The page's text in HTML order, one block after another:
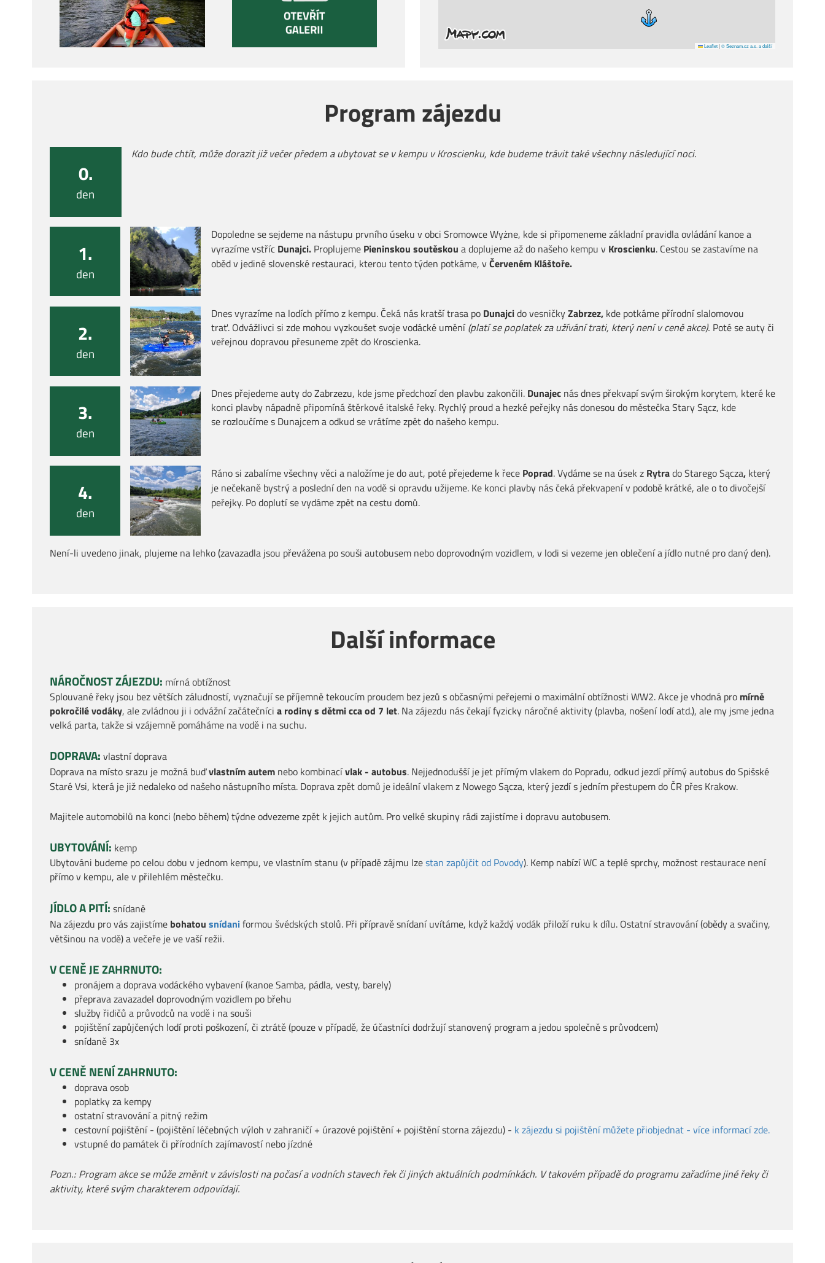
Leaflet | © Seznam.cz a.s. a další
Program zájezdu
0.
den
Kdo bude chtít, může dorazit již večer předem a ubytovat se v kempu v Kroscienku, kde budeme trávit také všechny následující noci.
1.
den
Dopoledne se sejdeme na nástupu prvního úseku v obci Sromowce Wyżne, kde si připomeneme základní pravidla ovládání kanoe a
vyrazíme vstříc Dunajci.Proplujeme Pieninskou soutěskou adoplujeme až do našeho kempu v Kroscienku. Cestou se zastavíme na
oběd v jediné slovenské restauraci, kterou tento týden potkáme, vČerveném Kláštoře.
2.
den
Dnes vyrazíme na lodích přímo z kempu. Čeká nás kratší trasa po Dunajcido vesničkyZabrzez, kde potkáme přírodní slalomovou
trať. Odvážlivci si zde mohou vyzkoušet svoje vodácké umění(platí se poplatek za užívání trati, který není v ceně akce). Poté se auty či
veřejnou dopravou přesuneme zpět do Kroscienka.
3.
den
Dnes přejedeme auty do Zabrzezu, kde jsme předchozí den plavbu zakončili. Dunajecnás dnes překvapí svým širokým korytem, které ke
konci plavby nápadně připomíná štěrkové italské řeky. Rychlý proud a hezké peřejky nás donesou do městečka Stary Sącz, kde
se rozloučíme s Dunajcem a odkud se vrátíme zpět do našeho kempu.
4.
den
Ráno si zabalíme všechny věci a naložíme je do aut, poté přejedeme k řece Poprad. Vydáme se na úsek zRytrado Starego Sącza, který
je nečekaně bystrý a poslední den na vodě si opravdu užijeme. Ke konci plavby nás čeká překvapení v podobě krátké, ale o to divočejší
peřejky. Po doplutí se vydáme zpět na cestu domů.
Není-li uvedeno jinak, plujeme na lehko (zavazadla jsou převážena po souši autobusem nebo doprovodným vozidlem, v lodi si vezeme jen oblečení a jídlo nutné pro daný den).
Další informace
NÁROČNOST ZÁJEZDU: mírná obtížnost
Splouvané řeky jsou bez větších záludností, vyznačují se příjemně tekoucím proudem bez jezů s občasnými peřejemi o maximální obtížnosti WW2. Akce je vhodná pro mírně
pokročilé vodáky, ale zvládnou ji i odvážní začátečníci a rodiny s dětmi cca od 7 let. Na zájezdu nás čekají fyzicky náročné aktivity (plavba, nošení lodí atd.), ale my jsme jedna
velká parta, takže si vzájemně pomáháme na vodě i na suchu.
DOPRAVA: vlastní doprava
Doprava na místo srazu je možná buďvlastním autem nebo kombinacívlak - autobus. Nejjednodušší je jet přímým vlakem do Popradu, odkud jezdí přímý autobus do Spišské
Staré Vsi, která je již nedaleko od našeho nástupního místa. Doprava zpět domů je ideální vlakem z Nowego Sącza, který jezdí s jedním přestupem do ČR přes Krakow.
Majitele automobilů na konci (nebo během) týdne odvezeme zpět k jejich autům. Pro velké skupiny rádi zajistíme i dopravu autobusem.
UBYTOVÁNÍ: kemp
Ubytováni budeme po celou dobu v jednom kempu, ve vlastním stanu (v případě zájmu lzestan zapůjčit od Povody). Kemp nabízí WC a teplé sprchy, možnost restaurace není
přímo v kempu, ale v přilehlém městečku.
JÍDLO A PITÍ: snídaně
Na zájezdu pro vás zajistíme bohatousnídaniformou švédských stolů. Při přípravě snídaní uvítáme, když každý vodák přiloží ruku k dílu. Ostatní stravování (obědy a svačiny,
většinou na vodě) a večeře je ve vaší režii.
V CENĚ JE ZAHRNUTO:
pronájem a doprava vodáckého vybavení(kanoe Samba, pádla, vesty, barely)
přeprava zavazadel doprovodným vozidlem po břehu
služby řidičů a průvodců na vodě i na souši
pojištění zapůjčených lodí proti poškození, či ztrátě (pouze v případě, že účastníci dodržují stanovený program a jedou společně s průvodcem)
snídaně 3x
V CENĚ NENÍ ZAHRNUTO:
doprava osob
poplatky za kempy
ostatní stravování a pitný režim
cestovní pojištění - (pojištění léčebných výloh v zahraničí + úrazové pojištění + pojištění storna zájezdu) - k zájezdu si pojištění můžete přiobjednat - více informací zde.
vstupné do památek či přírodních zajímavostí nebo jízdné
Pozn.: Program akce se může změnit v závislosti na počasí a vodních stavech řek či jiných aktuálních podmínkách. V takovém případě do programu zařadíme jiné řeky či
aktivity, které svým charakterem odpovídají.